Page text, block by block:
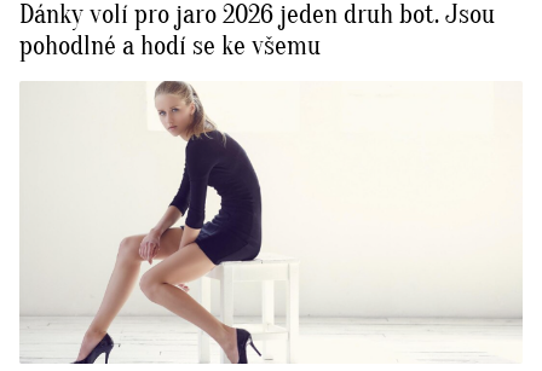
Dánky volí pro jaro 2026 jeden druh bot. Jsou
pohodlné a hodí se ke všemu